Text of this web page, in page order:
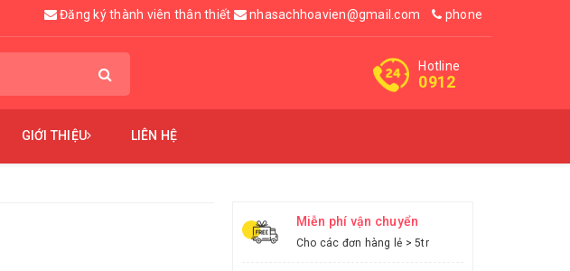
Đăng ký thành viên thân thiết nhasachhoavien@gmail.com phone
Hotline
0912
GIỚI THIỆU LIÊN HỆ
Miễn phí vận chuyển
Cho các đơn hàng lẻ > 5tr